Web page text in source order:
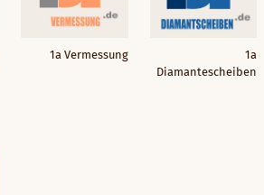
1a Vermessung
1a
Diamantescheiben